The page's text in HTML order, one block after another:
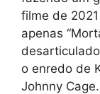
filme de
apenas
o enredo de
Johnny Cage.